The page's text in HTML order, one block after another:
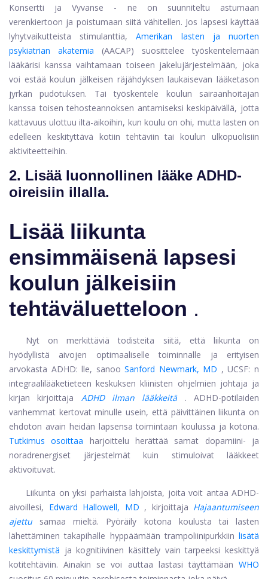
Konsertti
ja Vyvanse
- ne on suunniteltu astumaan
verenkiertoon ja poistumaan siitä vähitellen. Jos lapsesi käyttää
lyhytvaikutteista stimulanttia,
Amerikan lasten ja nuorten
psykiatrian akatemia
(AACAP) suosittelee työskentelemään
lääkärisi kanssa vaihtamaan toiseen jakelujärjestelmään, joka
voi estää koulun jälkeisen räjähdyksen laukaisevan lääketason
jyrkän pudotuksen. Tai työskentele koulun sairaanhoitajan
kanssa toisen tehosteannoksen antamiseksi keskipäivällä, jotta
kattavuus ulottuu ilta-aikoihin, kun koulu on ohi, mutta lasten on
edelleen keskityttävä kotiin tehtäviin tai koulun ulkopuolisiin
aktiviteetteihin.
2. Lisää luonnollinen lääke ADHD-
oireisiin illalla.
Lisää liikunta
ensimmäisenä lapsesi
koulun jälkeisiin
tehtäväluetteloon .
Nyt on merkittäviä todisteita siitä, että liikunta on
hyödyllistä aivojen optimaaliselle toiminnalle ja erityisen
arvokasta ADHD: lle, sanoo Sanford Newmark, MD , UCSF: n
integraalilääketieteen keskuksen kliinisten ohjelmien johtaja ja
kirjan kirjoittaja
ADHD ilman lääkkeitä
. ADHD-potilaiden
vanhemmat kertovat minulle usein, että päivittäinen liikunta on
ehdoton avain heidän lapsensa toimintaan koulussa ja kotona.
Tutkimus osoittaa
harjoittelu herättää samat dopamiini- ja
noradrenergiset järjestelmät kuin stimuloivat lääkkeet
aktivoituvat.
Liikunta on yksi parhaista lahjoista, joita voit antaa ADHD-
aivoillesi, Edward Hallowell, MD , kirjoittaja Hajaantumiseen
ajettu
samaa mieltä. Pyöräily kotona koulusta tai lasten
lähettäminen takapihalle hyppäämään trampoliinipurkkiin lisätä
keskittymistä ja kognitiivinen käsittely vain tarpeeksi keskittyä
kotitehtäviin. Ainakin se voi auttaa lastasi täyttämään WHO